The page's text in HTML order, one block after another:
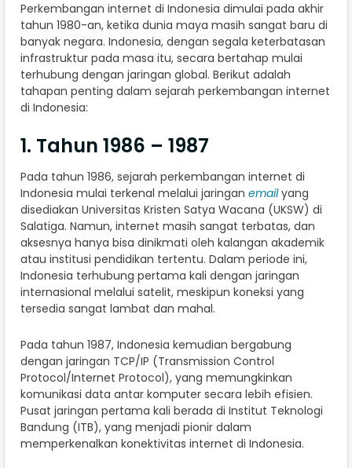
Perkembangan internet di Indonesia dimulai pada akhir
tahun 1980-an, ketika dunia maya masih sangat baru di
banyak negara. Indonesia, dengan segala keterbatasan
infrastruktur pada masa itu, secara bertahap mulai
terhubung dengan jaringan global. Berikut adalah
tahapan penting dalam sejarah perkembangan internet
di Indonesia:
1. Tahun 1986 – 1987
Pada tahun 1986, sejarah perkembangan internet di
Indonesia mulai terkenal melalui jaringan emailyang
disediakan Universitas Kristen Satya Wacana (UKSW) di
Salatiga. Namun, internet masih sangat terbatas, dan
aksesnya hanya bisa dinikmati oleh kalangan akademik
atau institusi pendidikan tertentu. Dalam periode ini,
Indonesia terhubung pertama kali dengan jaringan
internasional melalui satelit, meskipun koneksi yang
tersedia sangat lambat dan mahal.
Pada tahun 1987, Indonesia kemudian bergabung
dengan jaringan TCP/IP (Transmission Control
Protocol/Internet Protocol), yang memungkinkan
komunikasi data antar komputer secara lebih efisien.
Pusat jaringan pertama kali berada di Institut Teknologi
Bandung (ITB), yang menjadi pionir dalam
memperkenalkan konektivitas internet di Indonesia.